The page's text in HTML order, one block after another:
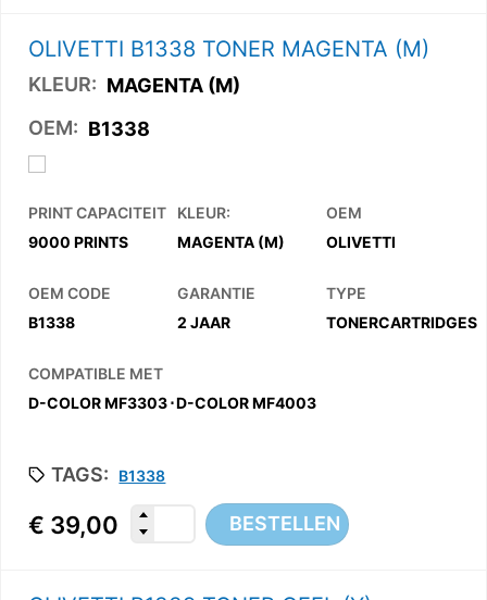
OLIVETTI B1338 TONER MAGENTA (M)
KLEUR: MAGENTA (M)
OEM: B1338
PRINT CAPACITEIT
9000 PRINTS
KLEUR:
MAGENTA (M)
OEM
OLIVETTI
OEM CODE
B1338
GARANTIE
2 JAAR
TYPE
TONERCARTRIDGES
COMPATIBLE MET
D-COLOR MF3303⋅D-COLOR MF4003
TAGS: B1338
€ 39,00 BESTELLEN